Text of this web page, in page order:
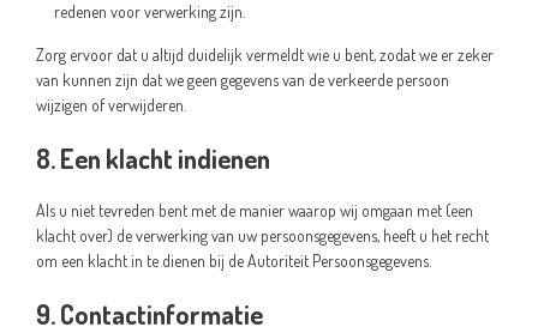
redenen voor verwerking zijn.
Zorg ervoor dat u altijd duidelijk vermeldt wie u bent, zodat we er zeker
van kunnen zijn dat we geen gegevens van de verkeerde persoon
wijzigen of verwijderen.
8. Een klacht indienen
Als u niet tevreden bent met de manier waarop wij omgaan met (een
klacht over) de verwerking van uw persoonsgegevens, heeft u het recht
om een klacht in te dienen bij de Autoriteit Persoonsgegevens.
9. Contactinformatie